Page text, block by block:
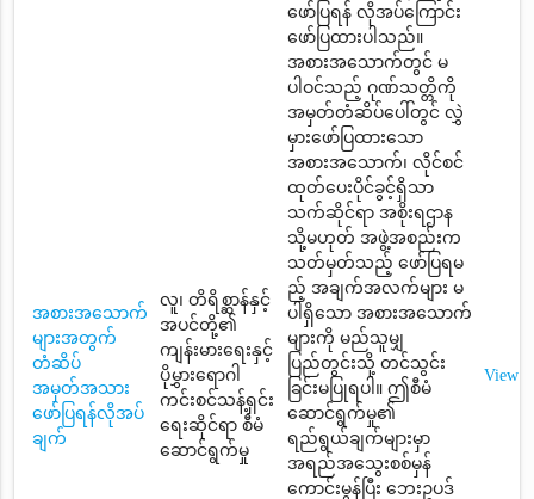
အစားအသောက်
များအတွက်
တံဆိပ်
အမှတ်အသား
ဖော်ပြရန်လိုအပ်
ချက်
လူ၊ တိရိစ္ဆာန်နှင့်
အပင်တို့၏
ကျန်းမားရေးနှင့်
ပိုမွှားရောဂါ
ကင်းစင်သန့်ရှင်း
ရေးဆိုင်ရာ စီမံ
ဆောင်ရွက်မှု
ဖော်ပြရန် လိုအပ်ကြောင်း
ဖော်ပြထားပါသည်။
အစားအသောက်တွင် မ
ပါဝင်သည့် ဂုဏ်သတ္တိကို
အမှတ်တံဆိပ်ပေါ်တွင် လွှဲ
မှားဖော်ပြထားသော
အစားအသောက်၊ လိုင်စင်
ထုတ်ပေးပိုင်ခွင့်ရှိသာ
သက်ဆိုင်ရာ အစိုးရဌာန
သို့မဟုတ် အဖွဲ့အစည်းက
သတ်မှတ်သည့် ဖော်ပြရမ
ည့် အချက်အလက်များ မ
ပါရှိသော အစားအသောက်
များကို မည်သူမျှ
ပြည်တွင်းသို့ တင်သွင်း
ခြင်းမပြုရပါ။ ဤစီမံ
ဆောင်ရွက်မှု၏
ရည်ရွယ်ချက်များမှာ
အရည်အသွေးစစ်မှန်
ကောင်းမွန်ပြီး ဘေးဥပဒ်
View